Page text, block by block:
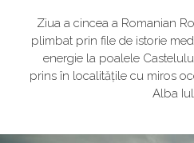
Ziua a cincea a Romanian
plimbat prin file de istorie
energie la poalele
prins în localitățile cu miros
Alba